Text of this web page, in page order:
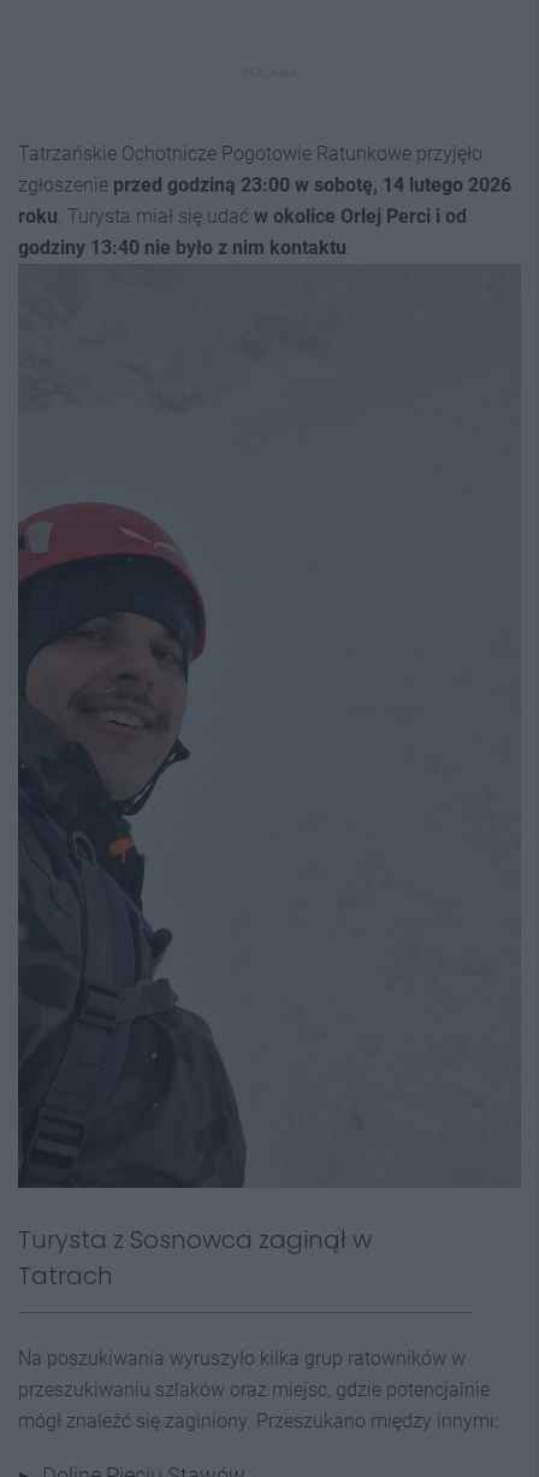
Tatrzańskie Ochotnicze Pogotowie Ratunkowe przyjęło
zgłoszenie przed godziną 23:00 w sobotę, 14 lutego 2026
roku. Turysta miał się udać w okolice Orlej Perci i od
godziny 13:40 nie było z nim kontaktu.
Turysta z Sosnowca zaginął w
Tatrach
Na poszukiwania wyruszyło kilka grup ratowników w
przeszukiwaniu szlaków oraz miejsc, gdzie potencjalnie
mógł znaleźć się zaginiony. Przeszukano między innymi: